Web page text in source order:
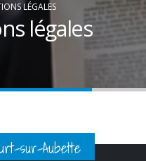
LÉGALES
légales
sur-Aubette